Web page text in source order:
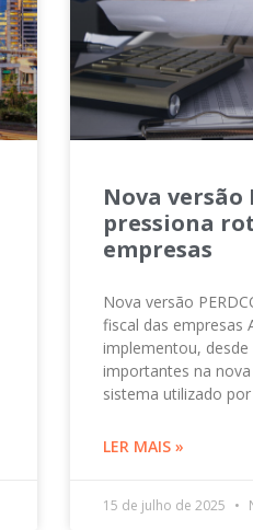
Nova versão
pressiona
empresas
Nova versão
fiscal das empresas
implementou,
importantes na nova
sistema utilizado por
LER MAIS »
15 de julho de 2025